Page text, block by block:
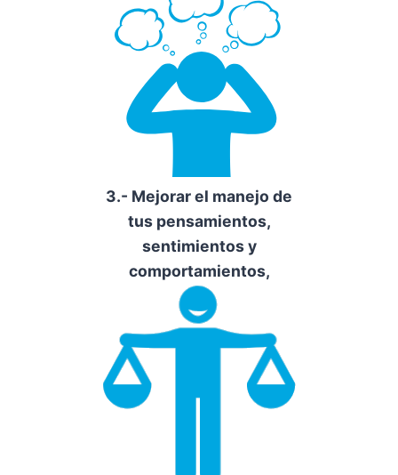
3.- Mejorar el manejo de
tus pensamientos,
sentimientos y
comportamientos,